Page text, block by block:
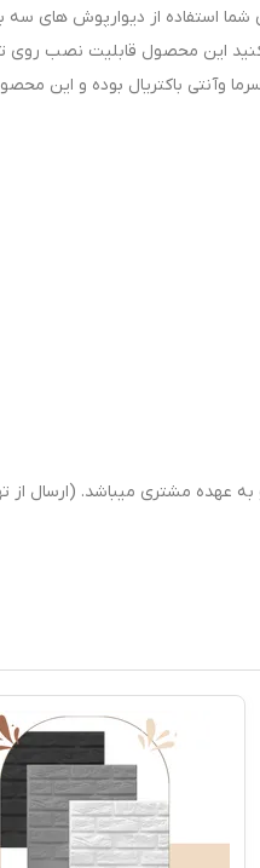
شما استفاده از
کنید این محصول قابلیت نصب
سرما وآنتی باکتریال بوده و
مشتری میباشد. (ارسال از